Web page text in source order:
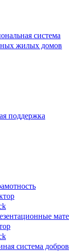
система
жилых домов
поддержка
система